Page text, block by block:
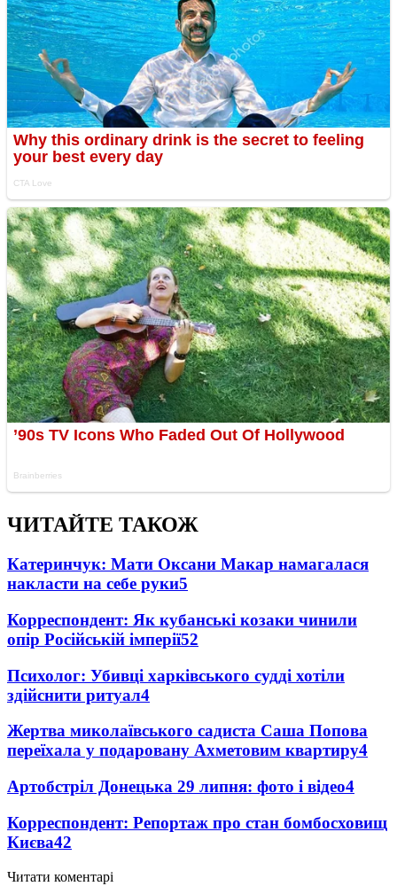
ЧИТАЙТЕ ТАКОЖ
Катеринчук: Мати Оксани Макар намагалася
накласти на себе руки5
Корреспондент: Як кубанські козаки чинили
опір Російській імперії52
Психолог: Убивці харківського судді хотіли
здійснити ритуал4
Жертва миколаївського садиста Саша Попова
переїхала у подаровану Ахметовим квартиру4
Артобстріл Донецька 29 липня: фото і відео4
Корреспондент: Репортаж про стан бомбосховищ
Києва42
Читати коментарі